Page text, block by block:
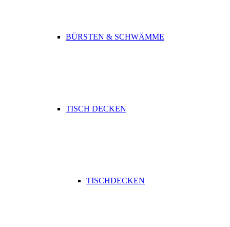
BÜRSTEN & SCHWÄMME
TISCH DECKEN
TISCHDECKEN